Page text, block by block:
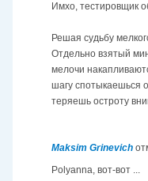
Имхо, тестировщик
Решая судьбу
Отдельно взятый
мелочи
шагу спотыкаешься
теряешь остроту
Maksim Grinevich
Polyanna, вот-вот ...